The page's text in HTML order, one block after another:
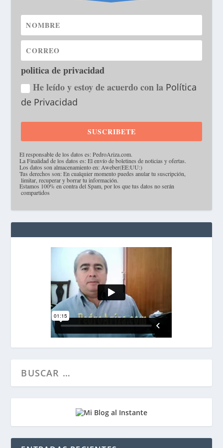
politica de privacidad
He leído y estoy de acuerdo con la Política
de Privacidad
SUSCRIBETE
El responsable de los datos es: PedroAriza.com.
La Finalidad de los datos es: El envío de boletines de noticias y ofertas.
Los datos son almacenamiento en: Aweber(EE:UU:)
Tus derechos son: En cualquier momento puedes anular tu suscripción,
limitar, recuperar y borrar tu información.
Estamos 100% en contra del Spam, por los que tus datos no serán
compartidos